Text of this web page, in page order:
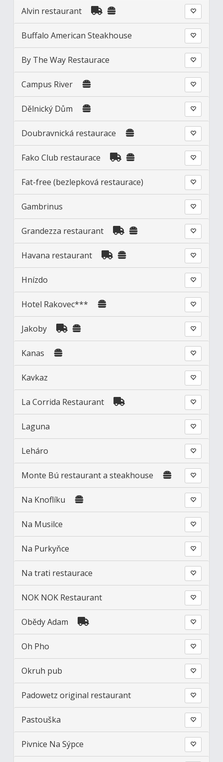
Alvin restaurant
Buffalo American Steakhouse
By The Way Restaurace
Campus River
Dělnický Dům
Doubravnická restaurace
Fako Club restaurace
Fat-free (bezlepková restaurace)
Gambrinus
Grandezza restaurant
Havana restaurant
Hnízdo
Hotel Rakovec***
Jakoby
Kanas
Kavkaz
La Corrida Restaurant
Laguna
Leháro
Monte Bú restaurant a steakhouse
Na Knoflíku
Na Musilce
Na Purkyňce
Na trati restaurace
NOK NOK Restaurant
Obědy Adam
Oh Pho
Okruh pub
Padowetz original restaurant
Pastouška
Pivnice Na Sýpce